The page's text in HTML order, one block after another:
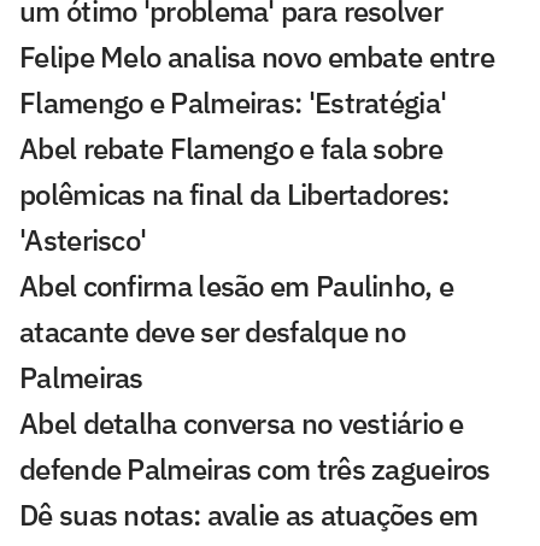
um ótimo 'problema' para resolver
Felipe Melo analisa novo embate entre
Flamengo e Palmeiras: 'Estratégia'
Abel rebate Flamengo e fala sobre
polêmicas na final da Libertadores:
'Asterisco'
Abel confirma lesão em Paulinho, e
atacante deve ser desfalque no
Palmeiras
Abel detalha conversa no vestiário e
defende Palmeiras com três zagueiros
Dê suas notas: avalie as atuações em